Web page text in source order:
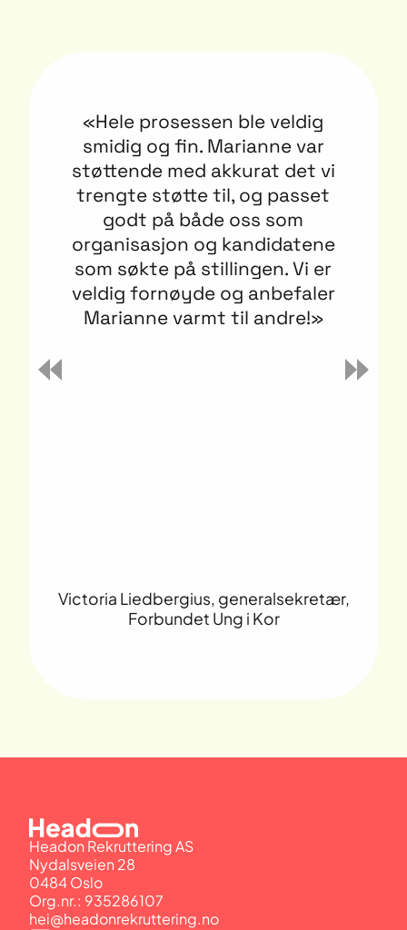
«Hele prosessen ble veldig
smidig og fin. Marianne var
støttende med akkurat det vi
trengte støtte til, og passet
godt på både oss som
organisasjon og kandidatene
som søkte på stillingen. Vi er
veldig fornøyde og anbefaler
Marianne varmt til andre!»
Victoria Liedbergius, generalsekretær,
Forbundet Ung i Kor
Headon Rekruttering AS
Nydalsveien 28
0484 Oslo
Org.nr.: 935286107
hei@headonrekruttering.no